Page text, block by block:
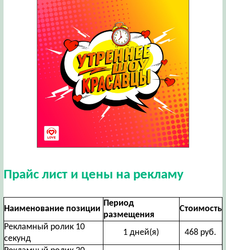
Прайс лист и цены на рекламу
Наименование позиции
Период
размещения
Стоимость
Рекламный ролик 10
секунд
1 дней(я)
468 руб.